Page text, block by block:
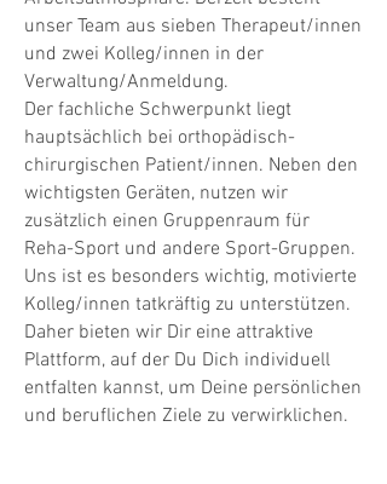
unser Team aus sieben Therapeut/innen
und zwei Kolleg/innen in der
Verwaltung/Anmeldung.
Der fachliche Schwerpunkt liegt
hauptsächlich bei orthopädisch-
chirurgischen Patient/innen. Neben den
wichtigsten Geräten, nutzen wir
zusätzlich einen Gruppenraum für
Reha-Sport und andere Sport-Gruppen.
Uns ist es besonders wichtig, motivierte
Kolleg/innen tatkräftig zu unterstützen.
Daher bieten wir Dir eine attraktive
Plattform, auf der Du Dich individuell
entfalten kannst, um Deine persönlichen
und beruflichen Ziele zu verwirklichen.